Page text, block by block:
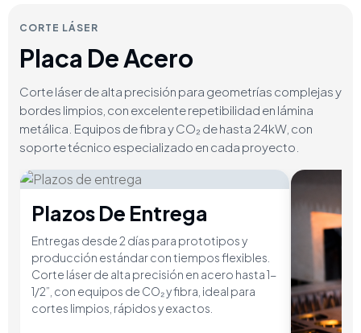
CORTE LÁSER
Placa De Acero
Corte láser de alta precisión para geometrías complejas y
bordes limpios, con excelente repetibilidad en lámina
metálica. Equipos de fibra y CO₂ de hasta 24kW, con
soporte técnico especializado en cada proyecto.
Plazos De Entrega
Entregas desde 2 días para prototipos y
producción estándar con tiempos flexibles.
Corte láser de alta precisión en acero hasta 1-
1/2”, con equipos de CO₂ y fibra, ideal para
cortes limpios, rápidos y exactos.